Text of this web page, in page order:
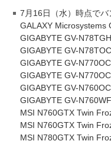
7月16日（水）時点で
GALAXY Microsystems
GIGABYTE GV-
GIGABYTE GV-
GIGABYTE GV-
GIGABYTE GV-
GIGABYTE GV-
GIGABYTE GV-
MSI N760GTX Twin
MSI N760GTX Twin
MSI N780GTX Twin